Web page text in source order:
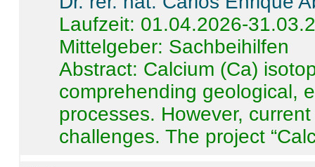
Laufzeit: 01.04.2026-
Mittelgeber: Sachbeihilfen
Abstract: Calcium (Ca)
comprehending geological,
processes. However,
challenges. The project